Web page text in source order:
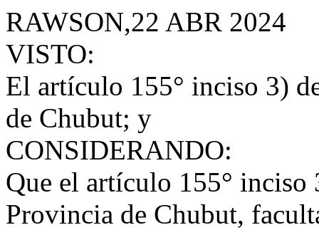
RAWSON,22 ABR 2024
VISTO:
El artículo 155° inciso 3)
de Chubut; y
CONSIDERANDO:
Que el artículo 155°
Provincia de Chubut,